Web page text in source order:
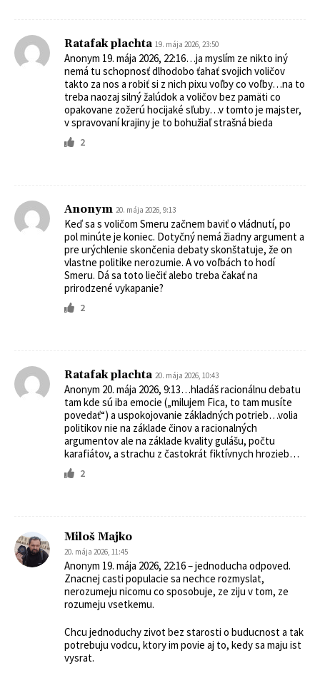
Ratafak plachta 19. mája 2026, 23:50
Anonym 19. mája 2026, 22:16…ja myslím ze nikto iný
nemá tu schopnosť dlhodobo ťahať svojich voličov
takto za nos a robiť si z nich pixu voľby co voľby…na to
treba naozaj silný žalúdok a voličov bez pamäti co
opakovane zožerú hocijaké sľuby…v tomto je majster,
v spravovaní krajiny je to bohužiaľ strašná bieda
2
Anonym 20. mája 2026, 9:13
Keď sa s voličom Smeru začnem baviť o vládnutí, po
pol minúte je koniec. Dotyčný nemá žiadny argument a
pre urýchlenie skončenia debaty skonštatuje, že on
vlastne politike nerozumie. A vo voľbách to hodí
Smeru. Dá sa toto liečiť alebo treba čakať na
prirodzené vykapanie?
2
Ratafak plachta 20. mája 2026, 10:43
Anonym 20. mája 2026, 9:13…hladáš racionálnu debatu
tam kde sú iba emocie („milujem Fica, to tam musíte
povedať“) a uspokojovanie základných potrieb…volia
politikov nie na základe činov a racionalných
argumentov ale na základe kvality gulášu, počtu
karafiátov, a strachu z častokrát fiktívnych hrozieb…
2
Miloš Majko
20. mája 2026, 11:45
Anonym 19. mája 2026, 22:16 – jednoducha odpoved.
Znacnej casti populacie sa nechce rozmyslat,
nerozumeju nicomu co sposobuje, ze ziju v tom, ze
rozumeju vsetkemu.
Chcu jednoduchy zivot bez starosti o buducnost a tak
potrebuju vodcu, ktory im povie aj to, kedy sa maju ist
vysrat.